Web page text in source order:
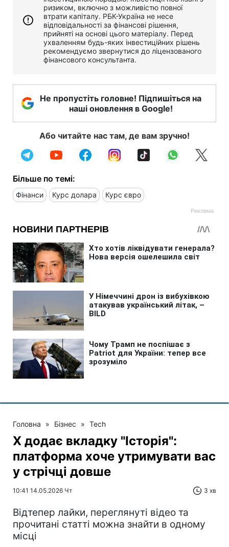
ризиком, включно з можливістю повної
втрати капіталу. РБК-Україна не несе
відповідальності за фінансові рішення,
прийняті на основі цього матеріалу. Перед
ухваленням будь-яких інвестиційних рішень
рекомендуємо звернутися до ліцензованого
фінансового консультанта.
Не пропустіть головне! Підпишіться на
наші оновлення в Google!
Або читайте нас там, де вам зручно!
Більше по темі:
Фінанси Курс долара Курс євро
Головна » Бізнес » Tech
X додає вкладку "Історія":
платформа хоче утримувати вас
у стрічці довше
10:41 14.05.2026 Чт 3 хв
Відтепер лайки, переглянуті відео та
прочитані статті можна знайти в одному
місці